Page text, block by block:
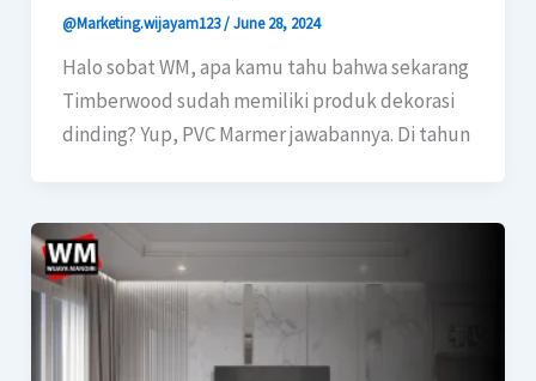
@Marketing.wijayam123/June 28, 2024
Halo sobat WM, apa kamu tahu bahwa sekarang
Timberwood sudah memiliki produk dekorasi
dinding? Yup, PVC Marmer jawabannya. Di tahun